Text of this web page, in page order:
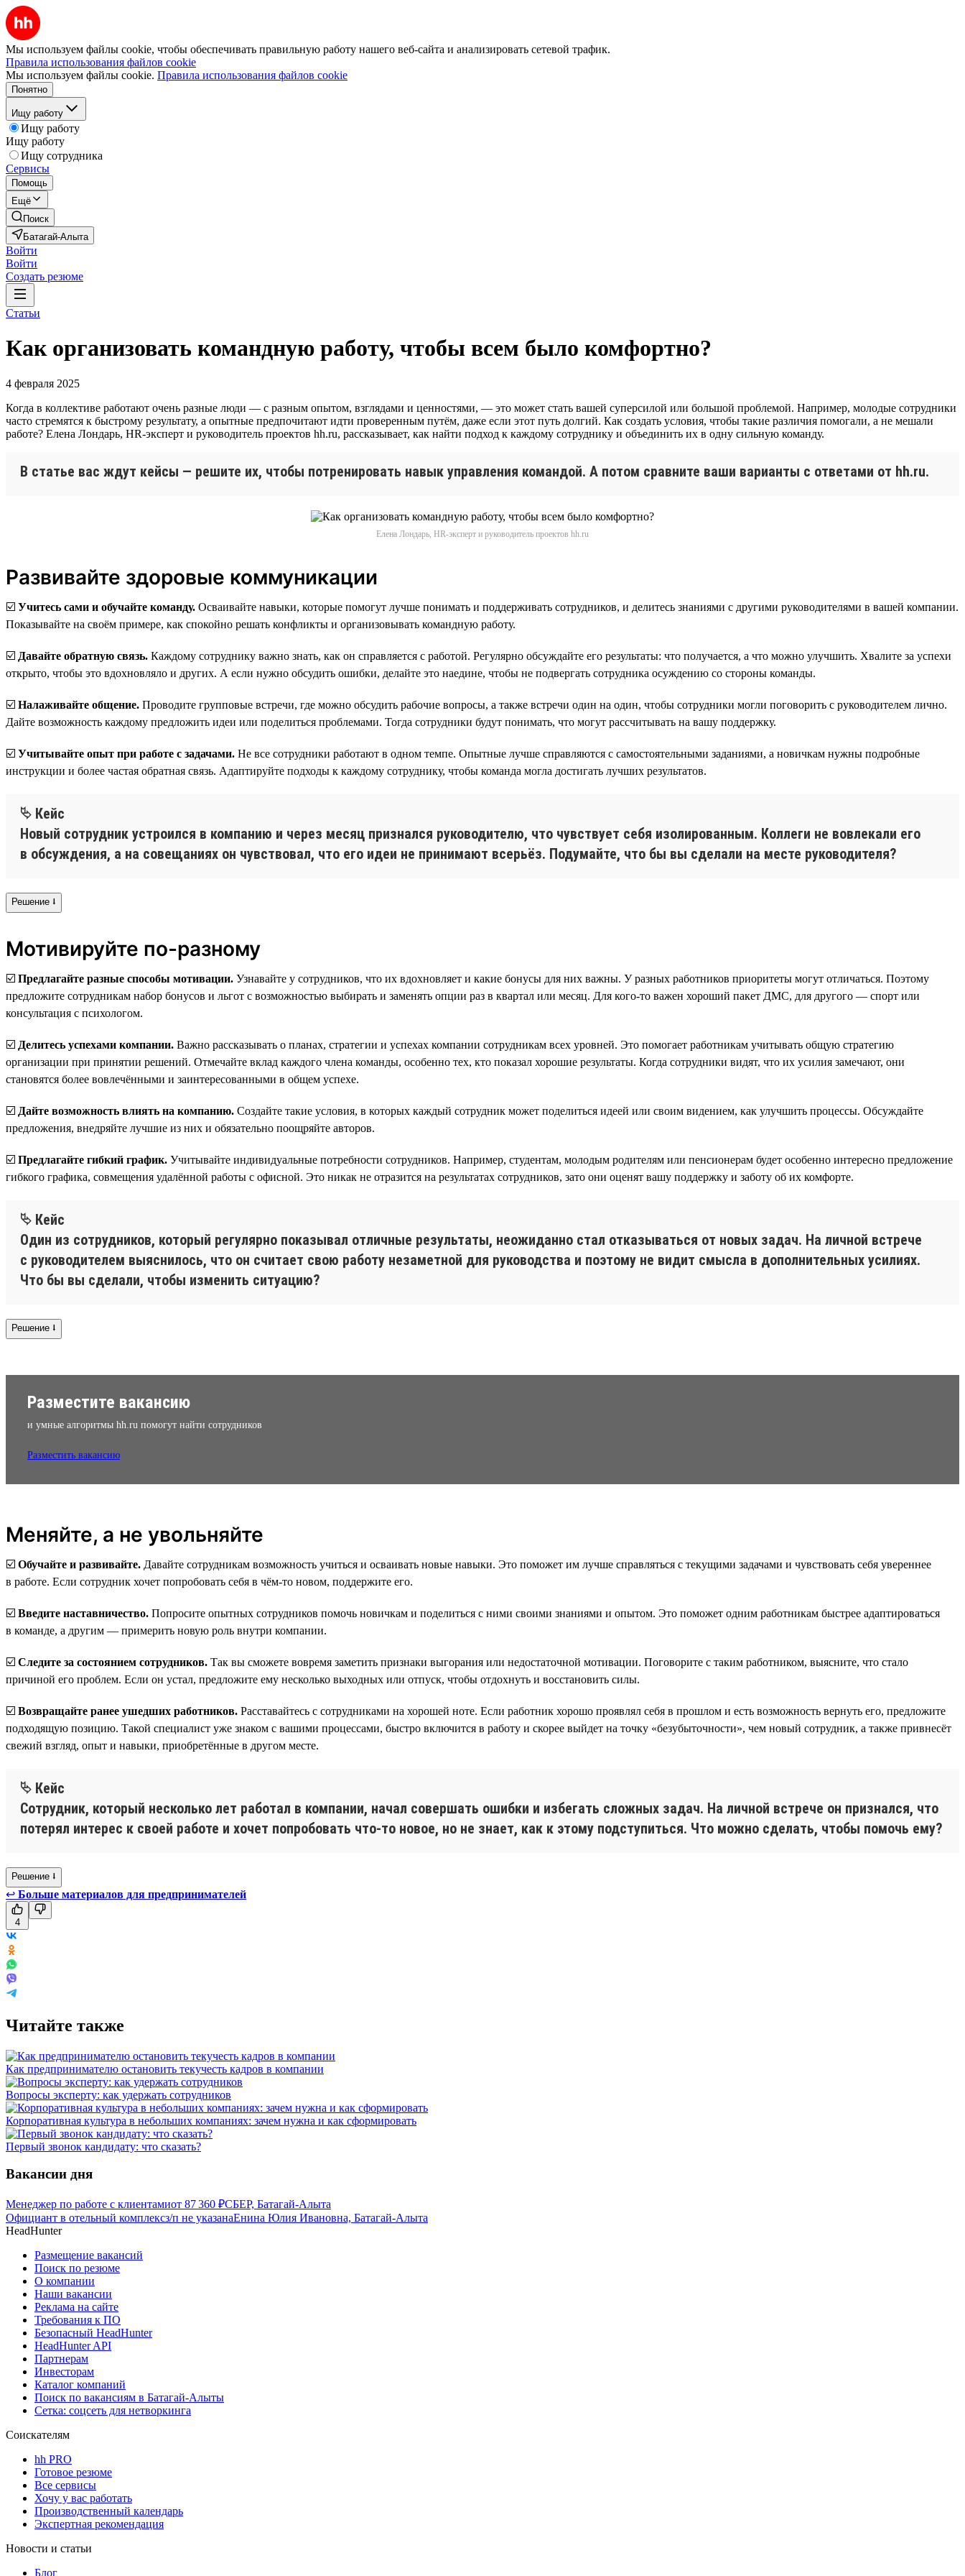
Мы используем файлы cookie, чтобы обеспечивать правильную работу нашего веб-сайта и анализировать сетевой трафик.
Правила использования файлов cookie
Мы используем файлы cookie. Правила использования файлов cookie
Понятно
Ищу работу
Ищу работу
Ищу работу
Ищу сотрудника
Сервисы
Помощь
Ещё
Поиск
Батагай-Алыта
Войти
Войти
Создать резюме
Статьи
Как организовать командную работу, чтобы всем было комфортно?
4 февраля 2025
Когда в коллективе работают очень разные люди — с разным опытом, взглядами и ценностями, — это может стать вашей суперсилой или большой проблемой. Например, молодые сотрудники
часто стремятся к быстрому результату, а опытные предпочитают идти проверенным путём, даже если этот путь долгий. Как создать условия, чтобы такие различия помогали, а не мешали
работе? Елена Лондарь, HR-эксперт и руководитель проектов hh.ru, рассказывает, как найти подход к каждому сотруднику и объединить их в одну сильную команду.
В статье вас ждут кейсы — решите их, чтобы потренировать навык управления командой. А потом сравните ваши варианты с ответами от hh.ru.
Елена Лондарь, HR-эксперт и руководитель проектов hh.ru
Развивайте здоровые коммуникации
☑️ Учитесь сами и обучайте команду. Осваивайте навыки, которые помогут лучше понимать и поддерживать сотрудников, и делитесь знаниями с другими руководителями в вашей компании.
Показывайте на своём примере, как спокойно решать конфликты и организовывать командную работу.
☑️ Давайте обратную связь. Каждому сотруднику важно знать, как он справляется с работой. Регулярно обсуждайте его результаты: что получается, а что можно улучшить. Хвалите за успехи
открыто, чтобы это вдохновляло и других. А если нужно обсудить ошибки, делайте это наедине, чтобы не подвергать сотрудника осуждению со стороны команды.
☑️ Налаживайте общение. Проводите групповые встречи, где можно обсудить рабочие вопросы, а также встречи один на один, чтобы сотрудники могли поговорить с руководителем лично.
Дайте возможность каждому предложить идеи или поделиться проблемами. Тогда сотрудники будут понимать, что могут рассчитывать на вашу поддержку.
☑️ Учитывайте опыт при работе с задачами. Не все сотрудники работают в одном темпе. Опытные лучше справляются с самостоятельными заданиями, а новичкам нужны подробные
инструкции и более частая обратная связь. Адаптируйте подходы к каждому сотруднику, чтобы команда могла достигать лучших результатов.
⮱ Кейс
Новый сотрудник устроился в компанию и через месяц признался руководителю, что чувствует себя изолированным. Коллеги не вовлекали его
в обсуждения, а на совещаниях он чувствовал, что его идеи не принимают всерьёз. Подумайте, что бы вы сделали на месте руководителя?
Решение ⭣
Мотивируйте по-разному
☑️ Предлагайте разные способы мотивации. Узнавайте у сотрудников, что их вдохновляет и какие бонусы для них важны. У разных работников приоритеты могут отличаться. Поэтому
предложите сотрудникам набор бонусов и льгот с возможностью выбирать и заменять опции раз в квартал или месяц. Для кого-то важен хороший пакет ДМС, для другого — спорт или
консультация с психологом.
☑️ Делитесь успехами компании. Важно рассказывать о планах, стратегии и успехах компании сотрудникам всех уровней. Это помогает работникам учитывать общую стратегию
организации при принятии решений. Отмечайте вклад каждого члена команды, особенно тех, кто показал хорошие результаты. Когда сотрудники видят, что их усилия замечают, они
становятся более вовлечёнными и заинтересованными в общем успехе.
☑️ Дайте возможность влиять на компанию. Создайте такие условия, в которых каждый сотрудник может поделиться идеей или своим видением, как улучшить процессы. Обсуждайте
предложения, внедряйте лучшие из них и обязательно поощряйте авторов.
☑️ Предлагайте гибкий график. Учитывайте индивидуальные потребности сотрудников. Например, студентам, молодым родителям или пенсионерам будет особенно интересно предложение
гибкого графика, совмещения удалённой работы с офисной. Это никак не отразится на результатах сотрудников, зато они оценят вашу поддержку и заботу об их комфорте.
⮱ Кейс
Один из сотрудников, который регулярно показывал отличные результаты, неожиданно стал отказываться от новых задач. На личной встрече
с руководителем выяснилось, что он считает свою работу незаметной для руководства и поэтому не видит смысла в дополнительных усилиях.
Что бы вы сделали, чтобы изменить ситуацию?
Решение ⭣
Разместите вакансию
и умные алгоритмы hh.ru помогут найти сотрудников
Разместить вакансию
Меняйте, а не увольняйте
☑️ Обучайте и развивайте. Давайте сотрудникам возможность учиться и осваивать новые навыки. Это поможет им лучше справляться с текущими задачами и чувствовать себя увереннее
в работе. Если сотрудник хочет попробовать себя в чём-то новом, поддержите его.
☑️ Введите наставничество. Попросите опытных сотрудников помочь новичкам и поделиться с ними своими знаниями и опытом. Это поможет одним работникам быстрее адаптироваться
в команде, а другим — примерить новую роль внутри компании.
☑️ Следите за состоянием сотрудников. Так вы сможете вовремя заметить признаки выгорания или недостаточной мотивации. Поговорите с таким работником, выясните, что стало
причиной его проблем. Если он устал, предложите ему несколько выходных или отпуск, чтобы отдохнуть и восстановить силы.
☑️ Возвращайте ранее ушедших работников. Расставайтесь с сотрудниками на хорошей ноте. Если работник хорошо проявлял себя в прошлом и есть возможность вернуть его, предложите
подходящую позицию. Такой специалист уже знаком с вашими процессами, быстро включится в работу и скорее выйдет на точку «безубыточности», чем новый сотрудник, а также привнесёт
свежий взгляд, опыт и навыки, приобретённые в другом месте.
⮱ Кейс
Сотрудник, который несколько лет работал в компании, начал совершать ошибки и избегать сложных задач. На личной встрече он признался, что
потерял интерес к своей работе и хочет попробовать что-то новое, но не знает, как к этому подступиться. Что можно сделать, чтобы помочь ему?
Решение ⭣
↩ Больше материалов для предпринимателей
4
Читайте также
Как предпринимателю остановить текучесть кадров в компании
Вопросы эксперту: как удержать сотрудников
Корпоративная культура в небольших компаниях: зачем нужна и как сформировать
Первый звонок кандидату: что сказать?
Вакансии дня
Менеджер по работе с клиентамиот 87 360 ₽СБЕР, Батагай-Алыта
Официант в отельный комплексз/п не указанаЕнина Юлия Ивановна, Батагай-Алыта
HeadHunter
Размещение вакансий
Поиск по резюме
О компании
Наши вакансии
Реклама на сайте
Требования к ПО
Безопасный HeadHunter
HeadHunter API
Партнерам
Инвесторам
Каталог компаний
Поиск по вакансиям в Батагай-Алыты
Сетка: соцсеть для нетворкинга
Соискателям
hh PRO
Готовое резюме
Все сервисы
Хочу у вас работать
Производственный календарь
Экспертная рекомендация
Новости и статьи
Блог